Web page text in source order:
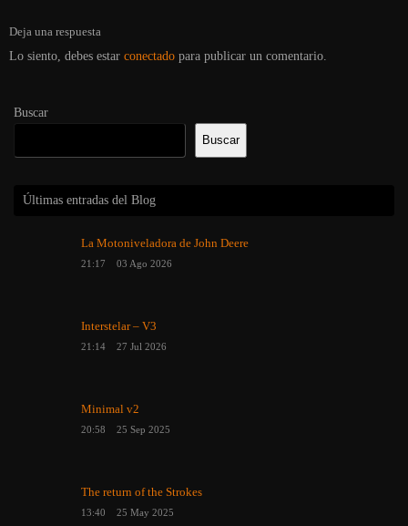
Deja una respuesta
Lo siento, debes estar conectado para publicar un comentario.
Buscar
Buscar
Últimas entradas del Blog
La Motoniveladora de John Deere
21:17 03 Ago 2026
Interstelar – V3
21:14 27 Jul 2026
Minimal v2
20:58 25 Sep 2025
The return of the Strokes
13:40 25 May 2025